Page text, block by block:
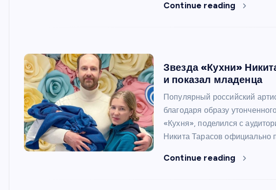
Continue reading
Звезда «Кухни»
и показал младенца
Популярный российский
благодаря образу
«Кухня», поделился с
Никита Тарасов официально
Continue reading